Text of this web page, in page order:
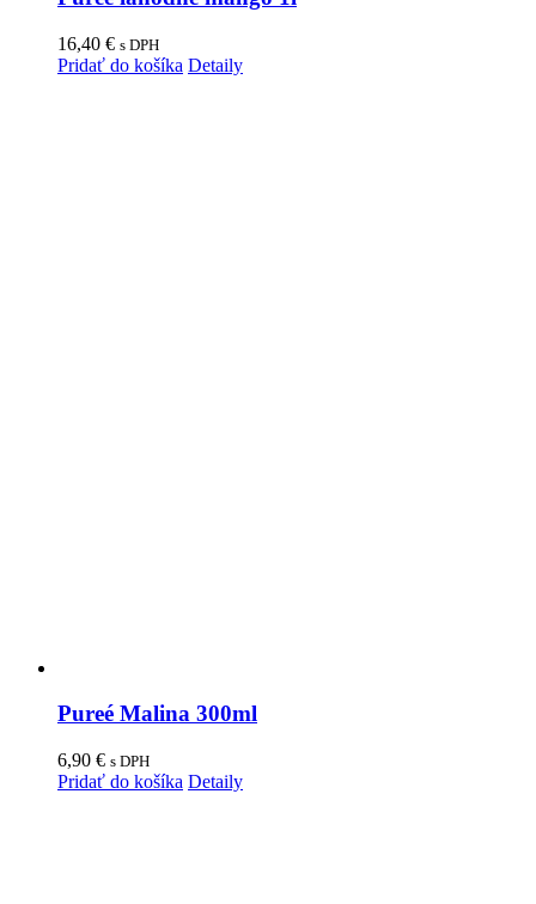
16,40 € s DPH
Pridať do košíka Detaily
Pureé Malina 300ml
6,90 € s DPH
Pridať do košíka Detaily